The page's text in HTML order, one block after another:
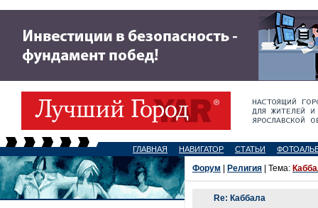
ГЛАВНАЯ НАВИГАТОР СТАТЬИ
Форум Религия | Тема:
Re: Каббала